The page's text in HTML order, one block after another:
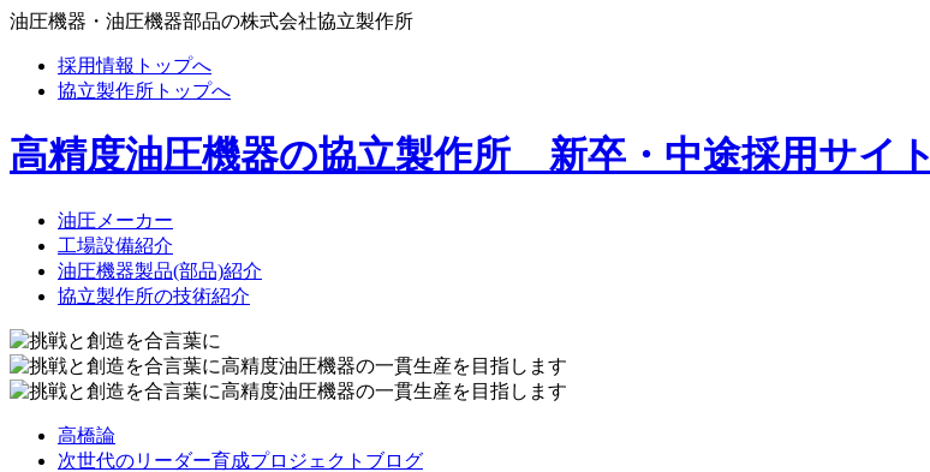
油圧機器・油圧機器部品の株式会社協立製作所
採用情報トップへ
協立製作所トップへ
高精度油圧機器の協立製作所 新卒・中途採用サイト
油圧メーカー
工場設備紹介
油圧機器製品(部品)紹介
協立製作所の技術紹介
高橋論
次世代のリーダー育成プロジェクトブログ